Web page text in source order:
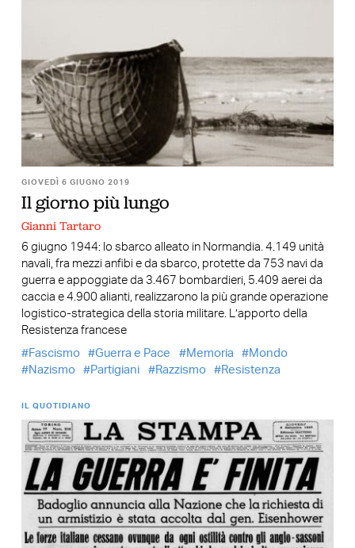
GIOVEDÌ 6 GIUGNO 2019
Il giorno più lungo
Gianni Tartaro
6 giugno 1944: lo sbarco alleato in Normandia. 4.149 unità
navali, fra mezzi anfibi e da sbarco, protette da 753 navi da
guerra e appoggiate da 3.467 bombardieri, 5.409 aerei da
caccia e 4.900 alianti, realizzarono la più grande operazione
logistico-strategica della storia militare. L’apporto della
Resistenza francese
Fascismo
Guerra e Pace Memoria
Mondo
Nazismo
Partigiani Razzismo Resistenza
IL QUOTIDIANO